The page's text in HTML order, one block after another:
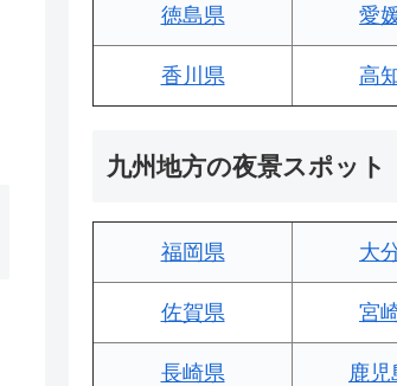
徳島県 愛
香川県 高
九州地方の夜景スポット
福岡県 大
佐賀県 宮
長崎県 鹿児